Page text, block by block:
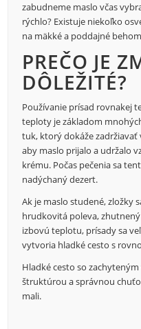
zabudneme maslo včas
rýchlo? Existuje niekoľko
na mäkké a poddajné
PREČO JE
DÔLEŽITÉ?
Používanie prísad rovnakej
teploty je základom
tuk, ktorý dokáže zadržiavať
aby maslo prijalo a udržalo
krému. Počas pečenia sa
nadýchaný dezert.
Ak je maslo studené, zložky
hrudkovitá poleva,
izbovú teplotu, prísady sa
vytvoria hladké cesto s
Hladké cesto so
štruktúrou a správnou
mali.